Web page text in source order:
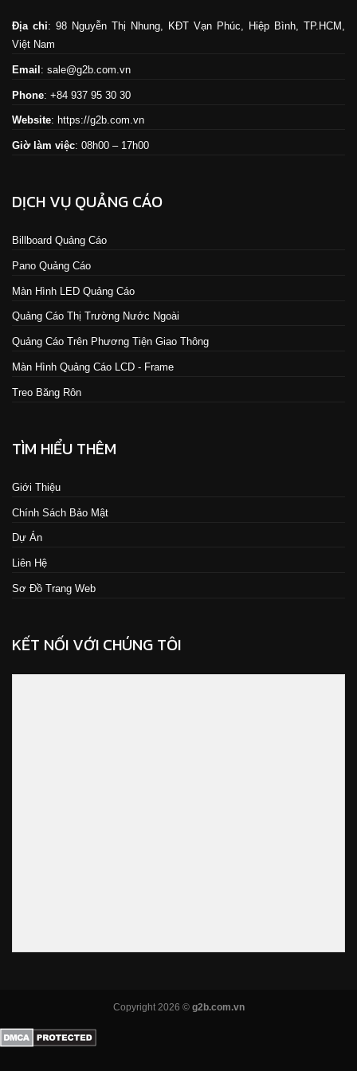
Địa chỉ: 98 Nguyễn Thị Nhung, KĐT Vạn Phúc, Hiệp Bình, TP.HCM,
Việt Nam
Email : sale@g2b.com.vn
Phone: +84 937 95 30 30
Website: https://g2b.com.vn
Giờ làm việc: 08h00 – 17h00
DỊCH VỤ QUẢNG CÁO
Billboard Quảng Cáo
Pano Quảng Cáo
Màn Hình LED Quảng Cáo
Quảng Cáo Thị Trường Nước Ngoài
Quảng Cáo Trên Phương Tiện Giao Thông
Màn Hình Quảng Cáo LCD - Frame
Treo Băng Rôn
TÌM HIỂU THÊM
Giới Thiệu
Chính Sách Bảo Mật
Dự Án
Liên Hệ
Sơ Đồ Trang Web
KẾT NỐI VỚI CHÚNG TÔI
Copyright 2026 © g2b.com.vn